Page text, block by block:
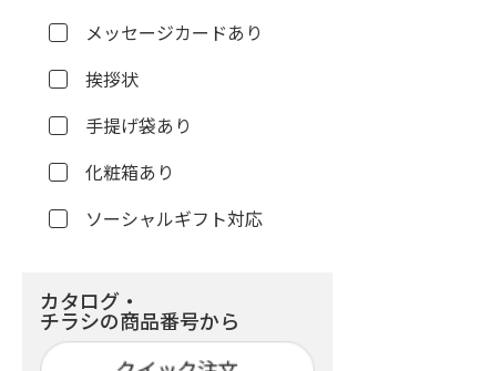
メッセージカードあり
挨拶状
手提げ袋あり
化粧箱あり
ソーシャルギフト対応
カタログ・
チラシの商品番号から